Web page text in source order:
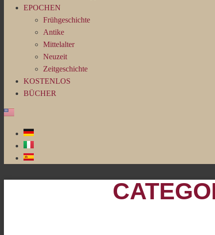
EPOCHEN
Frühgeschichte
Antike
Mittelalter
Neuzeit
Zeitgeschichte
KOSTENLOS
BÜCHER